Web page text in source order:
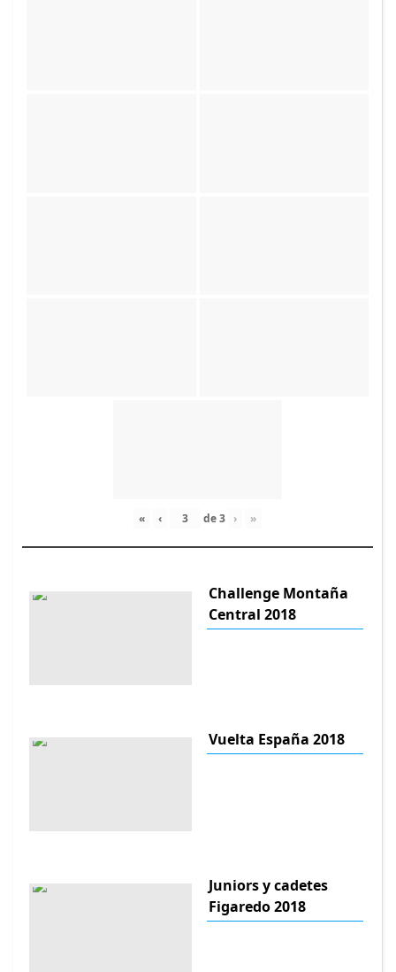
« ‹ de3 › »
Challenge Montaña
Central 2018
Vuelta España 2018
Juniors y cadetes
Figaredo 2018